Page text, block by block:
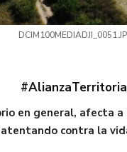
en general, afecta
contra la